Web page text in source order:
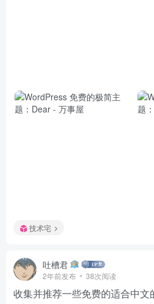
技术宅
吐槽君
2年前发布 38次阅读
收集并推荐一些免费的适合中文